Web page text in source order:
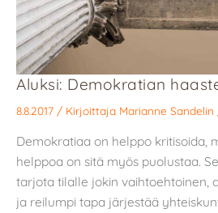
Aluksi: Demokratian
8.8.2017 / Kirjoittaja Marianne Sandelin
Demokratiaa on helppo kritisoida,
helppoa on sitä myös puolustaa.
tarjota tilalle jokin vaihtoehtoinen,
ja reilumpi tapa järjestää